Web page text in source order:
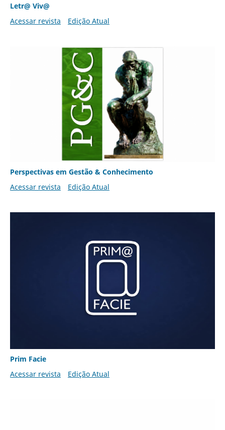
Letr@ Viv@
Acessar revista
Edição Atual
Perspectivas em Gestão & Conhecimento
Acessar revista
Edição Atual
Prim Facie
Acessar revista
Edição Atual